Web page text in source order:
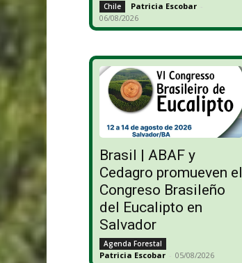
Chile Patricia Escobar -
06/08/2026
Brasil | ABAF y
Cedagro promueven el
Congreso Brasileño
del Eucalipto en
Salvador
Agenda Forestal
Patricia Escobar - 05/08/2026